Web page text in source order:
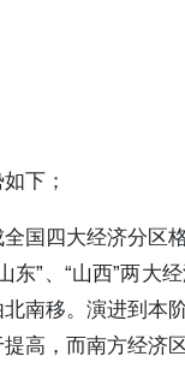
下；
国四大经济分区
东”、“山西”两
南移。演进到本
高，而南方经济